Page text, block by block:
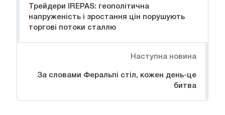
Трейдери IREPAS: геополітична
напруженість і зростання цін порушують
торгові потоки сталлю
Наступна новина
За словами Феральпі стіл, кожен день-це
битва